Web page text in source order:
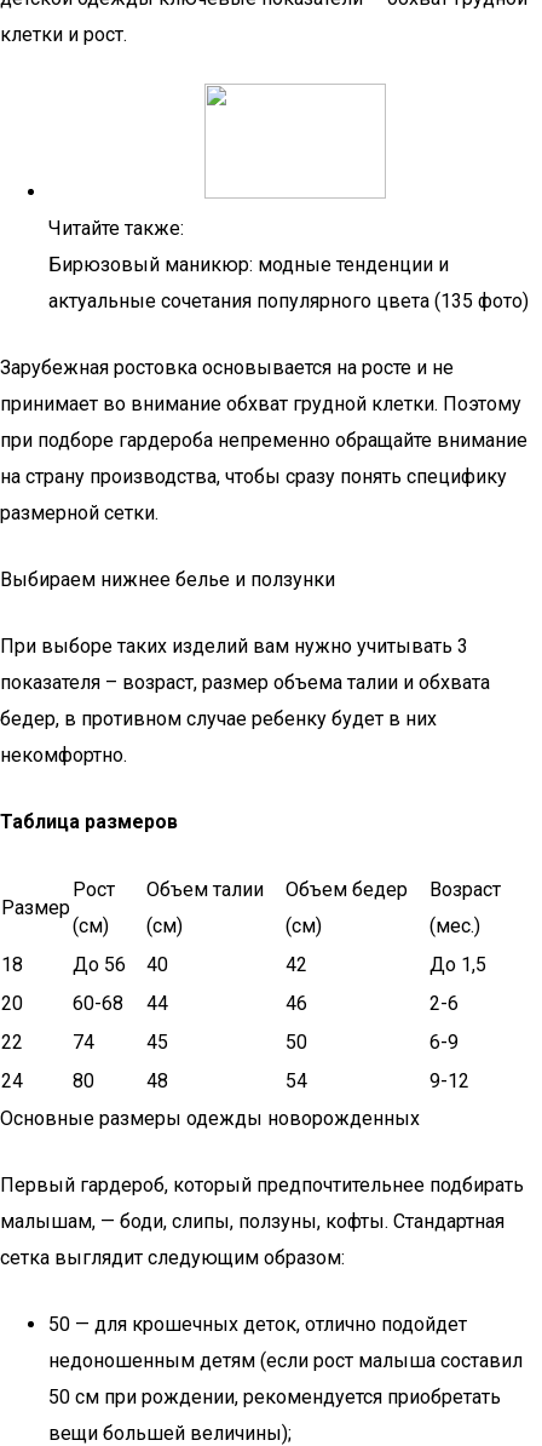
клетки и рост.
Читайте также:
Бирюзовый маникюр: модные тенденции и
актуальные сочетания популярного цвета (135 фото)
Зарубежная ростовка основывается на росте и не
принимает во внимание обхват грудной клетки. Поэтому
при подборе гардероба непременно обращайте внимание
на страну производства, чтобы сразу понять специфику
размерной сетки.
Выбираем нижнее белье и ползунки
При выборе таких изделий вам нужно учитывать 3
показателя – возраст, размер объема талии и обхвата
бедер, в противном случае ребенку будет в них
некомфортно.
Таблица размеров
Размер
Рост
(см)
Объем талии
(см)
Объем бедер
(см)
Возраст
(мес.)
18
До 56 40 42
До 1,5
20
60-68 44 46
2-6
22
74 45 50
6-9
24
80 48 54
9-12
Основные размеры одежды новорожденных
Первый гардероб, который предпочтительнее подбирать
малышам, — боди, слипы, ползуны, кофты. Стандартная
сетка выглядит следующим образом:
50 — для крошечных деток, отлично подойдет
недоношенным детям (если рост малыша составил
50 см при рождении, рекомендуется приобретать
вещи большей величины);